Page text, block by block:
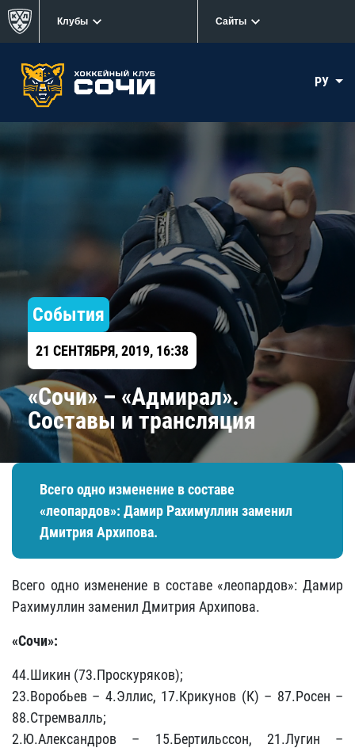
Клубы Сайты
РУ
События
21 СЕНТЯБРЯ, 2019, 16:38
«Сочи» – «Адмирал».
Составы и трансляция
Всего одно изменение в составе
«леопардов»: Дамир Рахимуллин заменил
Дмитрия Архипова.
Всего одно изменение в составе «леопардов»: Дамир
Рахимуллин заменил Дмитрия Архипова.
«Сочи»:
44.Шикин (73.Проскуряков);
23.Воробьев – 4.Эллис, 17.Крикунов (К) – 87.Росен –
88.Стремвалль;
2.Ю.Александров – 15.Бертильссон, 21.Лугин –